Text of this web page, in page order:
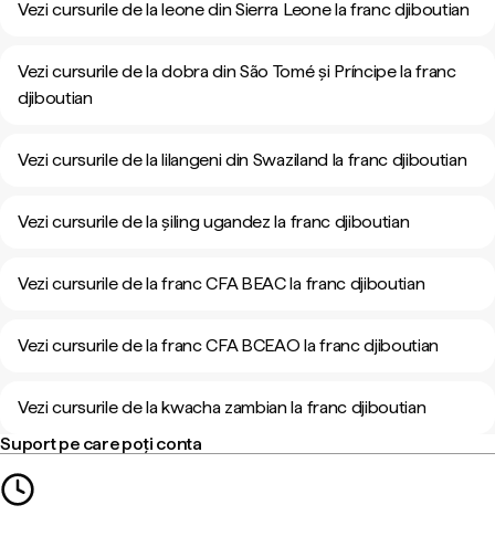
Vezi cursurile de la leone din Sierra Leone la franc djiboutian
Vezi cursurile de la dobra din São Tomé și Príncipe la franc
djiboutian
Vezi cursurile de la lilangeni din Swaziland la franc djiboutian
Vezi cursurile de la șiling ugandez la franc djiboutian
Vezi cursurile de la franc CFA BEAC la franc djiboutian
Vezi cursurile de la franc CFA BCEAO la franc djiboutian
Vezi cursurile de la kwacha zambian la franc djiboutian
Suport pe care poți conta